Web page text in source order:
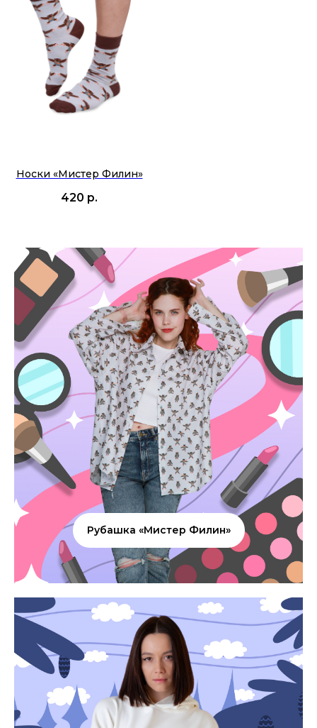
Носки «‎Мистер Филин»‎
420 р.
Рубашка «Мистер Филин»